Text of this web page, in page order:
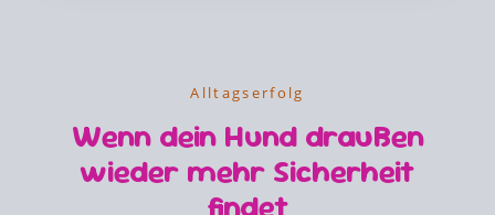
Alltagserfolg
Wenn dein Hund draußen
wieder mehr Sicherheit
findet